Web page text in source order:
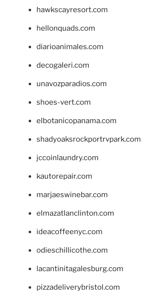
hawkscayresort.com
hellonquads.com
diarioanimales.com
decogaleri.com
unavozparadios.com
shoes-vert.com
elbotanicopanama.com
shadyoaksrockportrvpark.com
jccoinlaundry.com
kautorepair.com
marjaeswinebar.com
elmazatlanclinton.com
ideacoffeenyc.com
odieschillicothe.com
lacantinitagalesburg.com
pizzadeliverybristol.com